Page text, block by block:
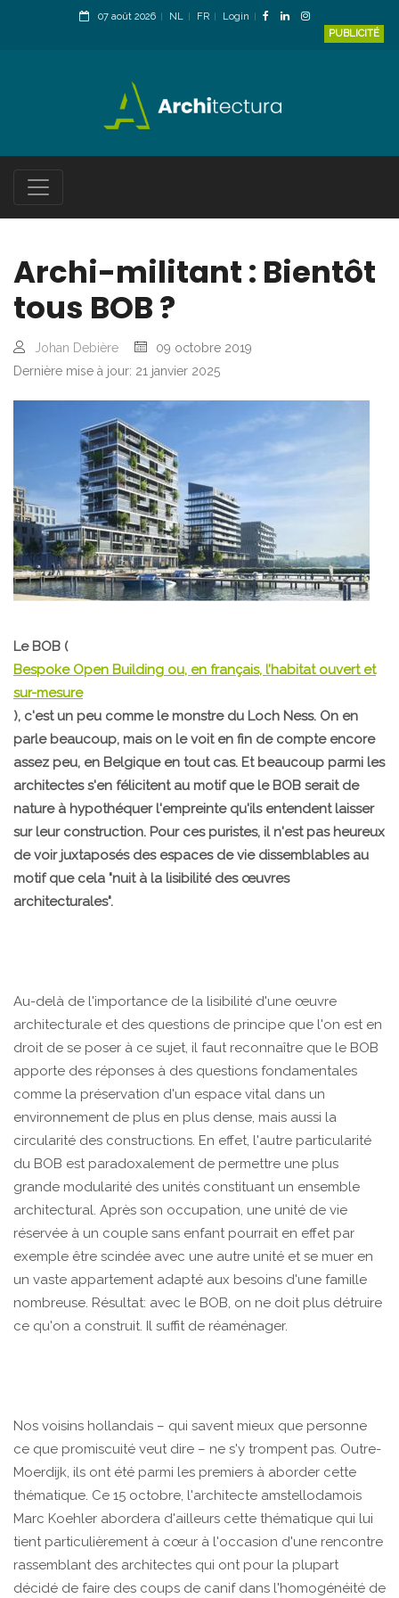
07 août 2026 NL FR
Login
PUBLICITÉ
Archi-militant : Bientôt
tous BOB ?
Johan Debière
09 octobre 2019
Dernière mise à jour: 21 janvier 2025
Le BOB (
Bespoke Open Building ou, en français, l’habitat ouvert et
sur-mesure
), c'est un peu comme le monstre du Loch Ness. On en
parle beaucoup, mais on le voit en fin de compte encore
assez peu, en Belgique en tout cas. Et beaucoup parmi les
architectes s'en félicitent au motif que le BOB serait de
nature à hypothéquer l'empreinte qu'ils entendent laisser
sur leur construction. Pour ces puristes, il n'est pas heureux
de voir juxtaposés des espaces de vie dissemblables au
motif que cela "nuit à la lisibilité des œuvres
architecturales".
Au-delà de l'importance de la lisibilité d'une œuvre
architecturale et des questions de principe que l'on est en
droit de se poser à ce sujet, il faut reconnaître que le BOB
apporte des réponses à des questions fondamentales
comme la préservation d'un espace vital dans un
environnement de plus en plus dense, mais aussi la
circularité des constructions. En effet, l'autre particularité
du BOB est paradoxalement de permettre une plus
grande modularité des unités constituant un ensemble
architectural. Après son occupation, une unité de vie
réservée à un couple sans enfant pourrait en effet par
exemple être scindée avec une autre unité et se muer en
un vaste appartement adapté aux besoins d'une famille
nombreuse. Résultat: avec le BOB, on ne doit plus détruire
ce qu'on a construit. Il suffit de réaménager.
Nos voisins hollandais – qui savent mieux que personne
ce que promiscuité veut dire – ne s'y trompent pas. Outre-
Moerdijk, ils ont été parmi les premiers à aborder cette
thématique. Ce 15 octobre, l'architecte amstellodamois
Marc Koehler abordera d'ailleurs cette thématique qui lui
tient particulièrement à cœur à l'occasion d'une rencontre
rassemblant des architectes qui ont pour la plupart
décidé de faire des coups de canif dans l'homogénéité de